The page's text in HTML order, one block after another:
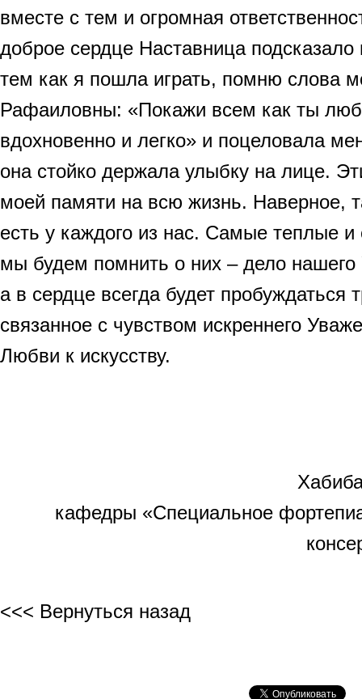
вместе с тем и огромная
доброе сердце Наставница
тем как я пошла играть, помню слова
Рафаиловны: «Покажи всем как ты
вдохновенно и легко» и поцеловала
она стойко держала улыбку на лице.
моей памяти на всю жизнь. Наверное,
есть у каждого из нас. Самые теплые
мы будем помнить о них – дело нашего
а в сердце всегда будет пробуждаться
связанное с чувством искреннего
Любви к искусству.
Хабиба Гаибова,
кафедры «Специальное
<<< Вернуться назад